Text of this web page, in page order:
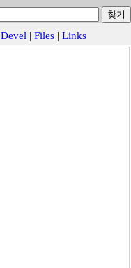
Devel | Files | Links